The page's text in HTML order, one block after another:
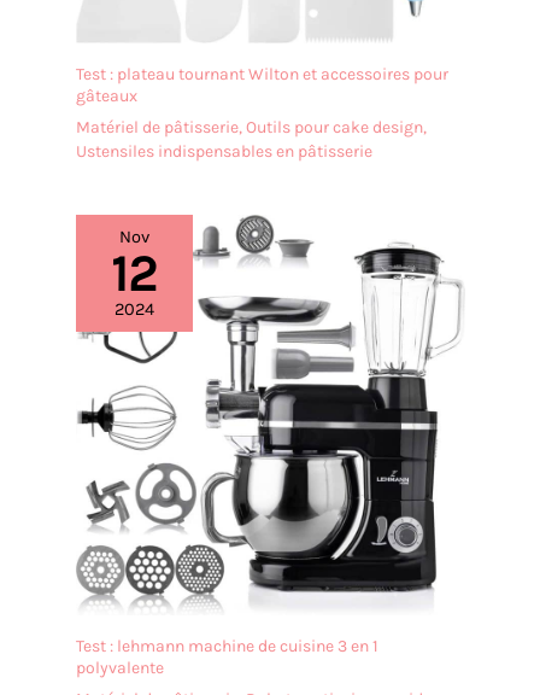
Test : plateau tournant Wilton et accessoires pour
gâteaux
Matériel de pâtisserie,Outils pour cake design,
Ustensiles indispensables en pâtisserie
Nov
12
2024
Test : lehmann machine de cuisine 3 en 1
polyvalente